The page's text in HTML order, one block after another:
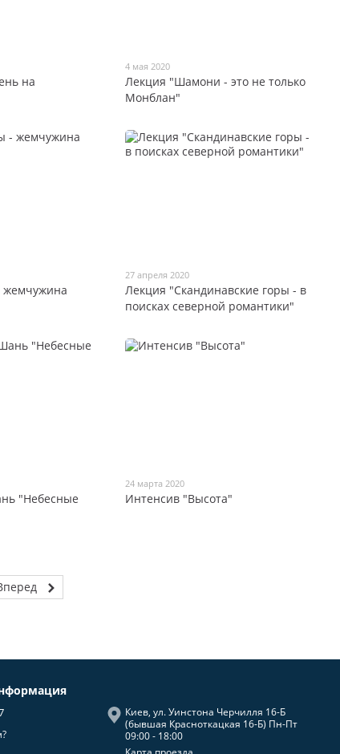
на
4 мая 2020
Лекция "Шамони - это не только
Монблан"
жемчужина
27 апреля 2020
Лекция "Скандинавские горы - в
поисках северной романтики"
"Небесные
24 марта 2020
Интенсив "Высота"
Киев, ул. Уинстона Черчилля 16-Б
(бывшая Красноткацкая 16-Б) Пн-Пт
09:00 - 18:00